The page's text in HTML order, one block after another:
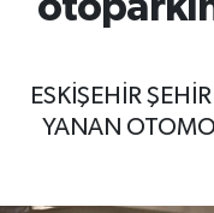
ESKİŞEHİR
YANAN